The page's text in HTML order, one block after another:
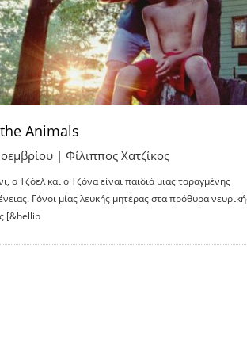
Animals
| Φίλιππος Χατζίκος
ο Τζόελ και ο Τζόνα είναι παιδιά μιας ταραγμένης
Γόνοι μίας λευκής μητέρας στα πρόθυρα
[&hellip